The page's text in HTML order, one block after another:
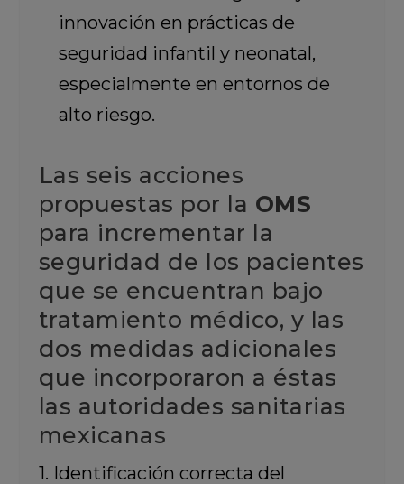
innovación en prácticas de
seguridad infantil y neonatal,
especialmente en entornos de
alto riesgo.
Las seis acciones
propuestas por la OMS
para incrementar la
seguridad de los pacientes
que se encuentran bajo
tratamiento médico, y las
dos medidas adicionales
que incorporaron a éstas
las autoridades sanitarias
mexicanas
1. Identificación correcta del